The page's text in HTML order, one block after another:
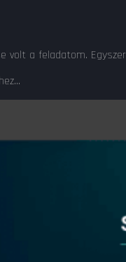
volt a feladatom.